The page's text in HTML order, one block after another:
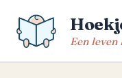
naar
inhoud
Een leven